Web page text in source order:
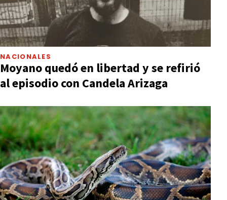
NACIONALES
Moyano quedó en libertad y se refirió
al episodio con Candela Arizaga